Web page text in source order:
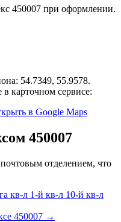
450007 при оформлении.
54.7349, 55.9578.
карточном сервисе:
в Google Maps
450007
отделением, что
кв-л 1-й кв-л 10-й кв-л
450007 →